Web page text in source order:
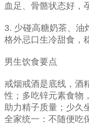
血足、骨骼状态好，
3. 少碰高糖奶茶、油
格外忌口生冷甜食，
男生饮食要点
戒烟戒酒是底线，酒
性；多吃锌元素食物
助力精子质量；少久
全家统一：不随便吃